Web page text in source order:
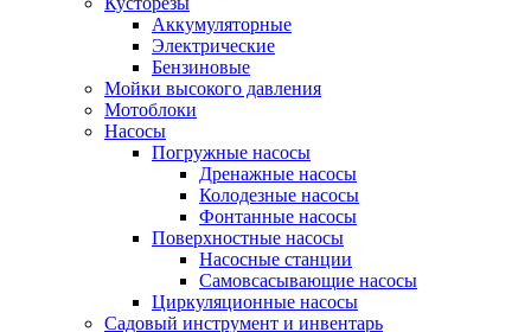
Аккумуляторные
Электрические
Бензиновые
Мойки высокого давления
Мотоблоки
Насосы
Погружные насосы
Дренажные насосы
Колодезные насосы
Фонтанные насосы
Поверхностные насосы
Насосные станции
Самовсасывающие насосы
Циркуляционные насосы
Садовый инструмент и инвентарь